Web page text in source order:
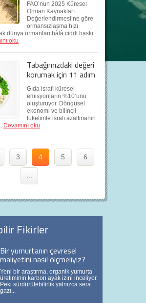
FAO’nun 2025 Küresel
Orman Kaynakları
Değerlendirmesi’ne göre
ormansızlaşma hızı
dünya ormanları hâlâ ciddi baskı
oku
Tabağımızdaki değeri
korumak için 11 adım
Gıda israfı küresel
emisyonların %10’unu
oluşturuyor. Döngüsel
ekonomi ve bilinçli
tüketimle israfı azaltmanın
Devamını oku
3 4 5 6
Fikirler
Bir yumurtanın çevresel
maliyetini nasıl ölçmeliyiz?
Yeni bir araştırma, organik yumurta
üretiminin karbon ayak izini inceliyor.
Peki sürdürülebilirlik yalnızca sera
gazı...